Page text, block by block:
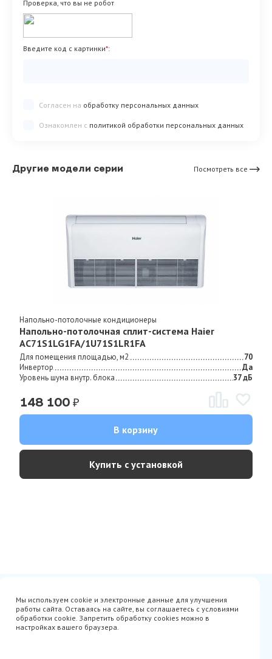
Проверка, что вы не робот
Введите код с картинки*:
Согласен на обработку персональных данных
Ознакомлен с политикой обработки персональных данных
Другие модели серии Посмотреть все
Напольно-потолочные кондиционеры
Напольно-потолочная сплит-система Haier
AC71S1LG1FA/1U71S1LR1FA
Для помещения площадью, м2
70
Инвертор
Да
Уровень шума внутр. блока
37 дБ
148 100 ₽
В корзину
Купить с установкой
Avito
Акции
Гарантия
Оплата
Производители
Мы используем cookie и электронные данные для улучшения
работы сайта. Оставаясь на сайте, вы соглашаетесь с условиями
обработки cookie. Запретить обработку cookies можно в
настройках вашего браузера.